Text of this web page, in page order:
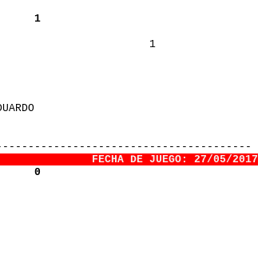
1
1
JOSE
EZEQUIEL
MANUEL
EDUARDO
FECHA DE JUEGO: 27/05/2017
0
ABEL
MATIAS F.